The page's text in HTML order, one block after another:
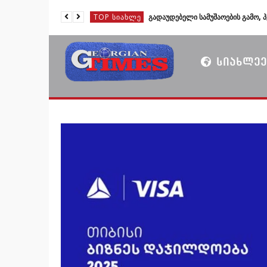
TOP ᲡᲘᲐᲮᲚᲔ
TOP ᲡᲘᲐᲮᲚᲔ
TOP ᲡᲘᲐᲮᲚᲔ
TOP ᲡᲘᲐᲮᲚᲔ